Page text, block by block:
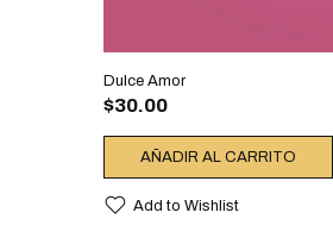
Dulce Amor
$30.00
AÑADIR AL CARRITO
Add to Wishlist